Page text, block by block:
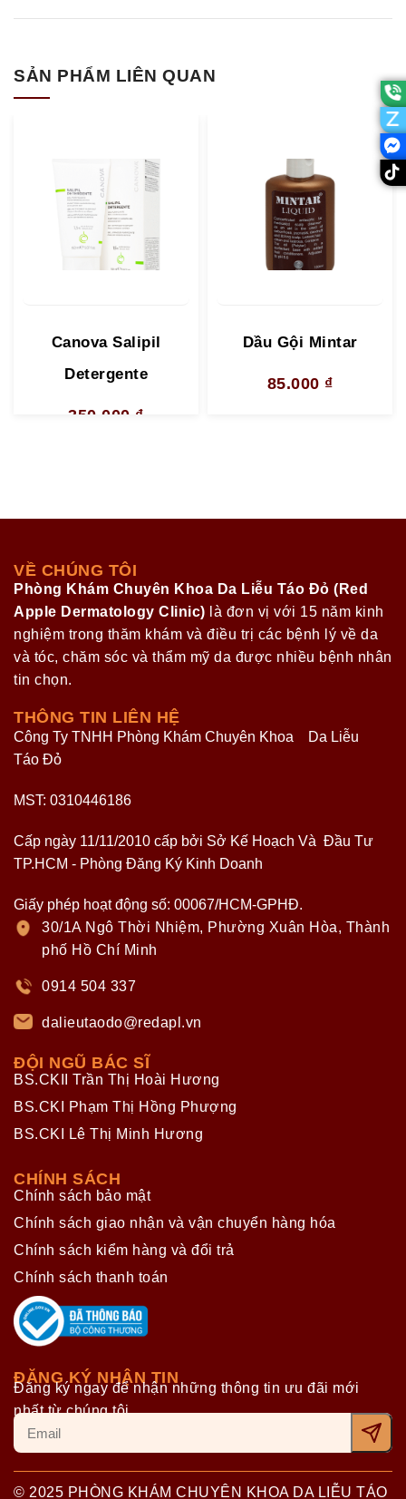
SẢN PHẨM LIÊN QUAN
Canova Salipil
Detergente
350.000 ₫
Dầu Gội Mintar
85.000 ₫
VỀ CHÚNG TÔI
Phòng Khám Chuyên Khoa Da Liễu Táo Đỏ (Red
Apple Dermatology Clinic) là đơn vị với 15 năm kinh
nghiệm trong thăm khám và điều trị các bệnh lý về da
và tóc, chăm sóc và thẩm mỹ da được nhiều bệnh nhân
tin chọn.
THÔNG TIN LIÊN HỆ
Công Ty TNHH Phòng Khám Chuyên Khoa Da Liễu
Táo Đỏ
MST: 0310446186
Cấp ngày 11/11/2010 cấp bởi Sở Kế Hoạch Và Đầu Tư
TP.HCM - Phòng Đăng Ký Kinh Doanh
Giấy phép hoạt động số: 00067/HCM-GPHĐ.
30/1A Ngô Thời Nhiệm, Phường Xuân Hòa, Thành
phố Hồ Chí Minh
0914 504 337
dalieutaodo@redapl.vn
ĐỘI NGŨ BÁC SĨ
BS.CKII Trần Thị Hoài Hương
BS.CKI Phạm Thị Hồng Phượng
BS.CKI Lê Thị Minh Hương
CHÍNH SÁCH
Chính sách bảo mật
Chính sách giao nhận và vận chuyển hàng hóa
Chính sách kiểm hàng và đổi trả
Chính sách thanh toán
ĐĂNG KÝ NHẬN TIN
Đăng ký ngay để nhận những thông tin ưu đãi mới
nhất từ chúng tôi
© 2025 PHÒNG KHÁM CHUYÊN KHOA DA LIỄU TÁO